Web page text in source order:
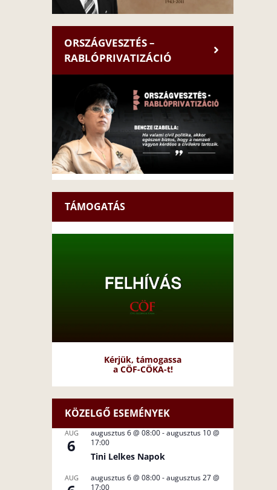
ORSZÁGVESZTÉS –
RABLÓPRIVATIZÁCIÓ
TÁMOGATÁS
Kérjük, támogassa
a CÖF-CÖKA-t!
KÖZELGŐ ESEMÉNYEK
AUG
6
augusztus 6 @ 08:00-augusztus 10 @
17:00
Tini Lelkes Napok
AUG augusztus 6 @ 08:00-augusztus 27 @
17:00